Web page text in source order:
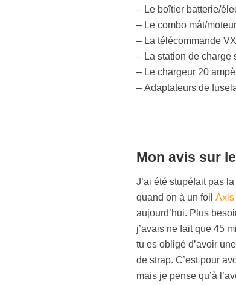
– Le boîtier batterie/
– Le combo mât/moteur
– La télécommande
– La station de charge
– Le chargeur 20
– Adaptateurs de
Mon avis sur
J’ai été stupéfait pas
quand on à un foil Axis
aujourd’hui. Plus
j’avais ne fait que 45
tu es obligé d’avoir
de strap. C’est pour
mais je pense qu’à